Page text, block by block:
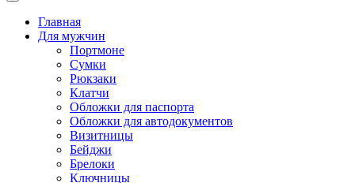
Главная
Для мужчин
Портмоне
Сумки
Рюкзаки
Клатчи
Обложки для паспорта
Обложки для автодокументов
Визитницы
Бейджи
Брелоки
Ключницы